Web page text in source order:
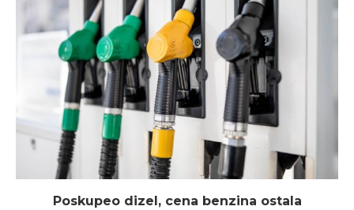
Poskupeo dizel, cena benzina ostala